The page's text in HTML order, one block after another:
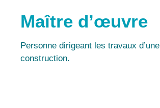
Maître d’œuvre
Personne dirigeant les travaux d’une
construction.